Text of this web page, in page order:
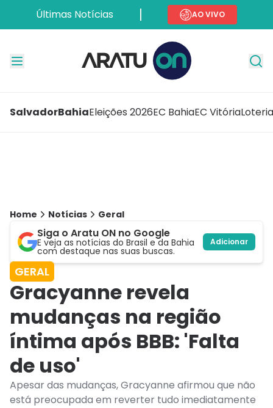
Últimas Notícias AO VIVO
SalvadorBahiaEleições 2026EC BahiaEC Vitória
Home Notícias Geral
Siga o Aratu ON no Google
E veja as notícias do Brasil e da Bahia
com destaque nas suas buscas.
Adicionar
GERAL
Gracyanne revela
mudanças na região
íntima após BBB: 'Falta
de uso'
Apesar das mudanças, Gracyanne afirmou que não
está preocupada em reverter tudo imediatamente